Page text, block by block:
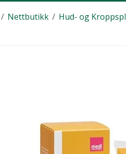
/ /
Nettbutikk Hud- og